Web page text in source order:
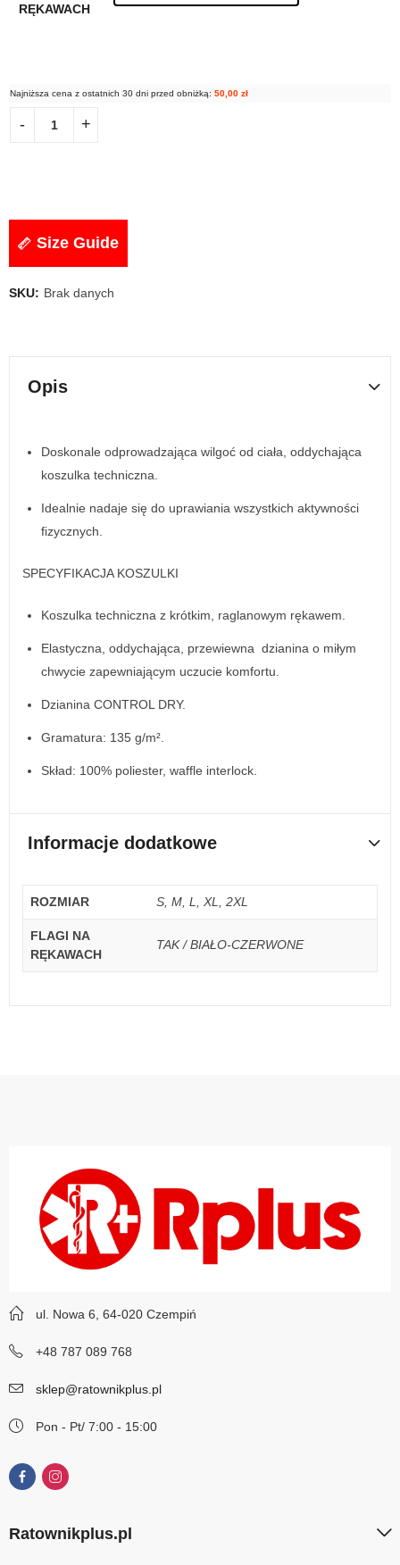
RĘKAWACH
Najniższa cena z ostatnich 30 dni przed obniżką: 50,00 zł
Size Guide
SKU: Brak danych
Opis
Doskonale odprowadzająca wilgoć od ciała, oddychająca
koszulka techniczna.
Idealnie nadaje się do uprawiania wszystkich aktywności
fizycznych.
SPECYFIKACJA KOSZULKI
Koszulka techniczna z krótkim, raglanowym rękawem.
Elastyczna, oddychająca, przewiewna dzianina o miłym
chwycie zapewniającym uczucie komfortu.
Dzianina CONTROL DRY.
Gramatura: 135 g/m².
Skład: 100% poliester, waffle interlock.
Informacje dodatkowe
ROZMIAR S, M, L, XL, 2XL
FLAGI NA
RĘKAWACH
TAK / BIAŁO-CZERWONE
ul. Nowa 6, 64-020 Czempiń
+48 787 089 768
sklep@ratownikplus.pl
Pon - Pt/ 7:00 - 15:00
Ratownikplus.pl